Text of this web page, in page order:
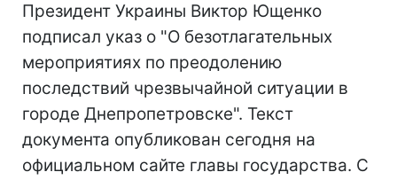
Президент Украины Виктор Ющенко
подписал указ о "О безотлагательных
мероприятиях по преодолению
последствий чрезвычайной ситуации в
городе Днепропетровске". Текст
документа опубликован сегодня на
официальном сайте главы государства. С